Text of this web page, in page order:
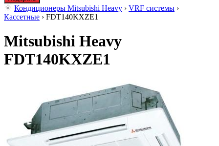
Кондиционеры Mitsubishi Heavy › VRF системы ›
Кассетные › FDT140KXZE1
Mitsubishi Heavy
FDT140KXZE1